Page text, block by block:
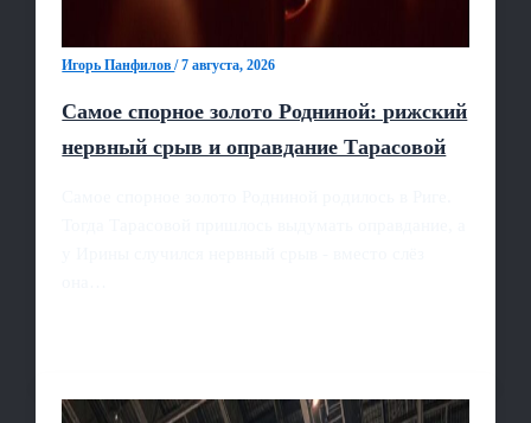
Игорь Панфилов/7 августа, 2026
Самое спорное золото Родниной: рижский
нервный срыв и оправдание Тарасовой